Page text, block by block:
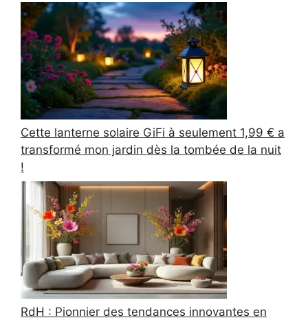
Cette lanterne solaire GiFi à seulement 1,99 € a
transformé mon jardin dès la tombée de la nuit
!
RdH : Pionnier des tendances innovantes en